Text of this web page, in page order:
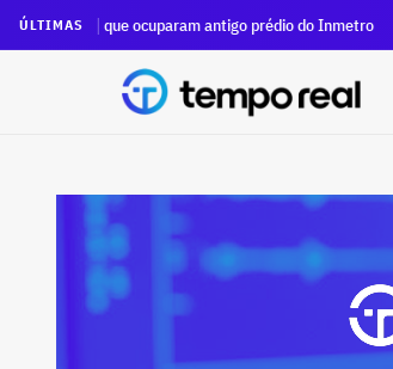
ÚLTIMAS
que ocuparam antigo prédio do Inmetro